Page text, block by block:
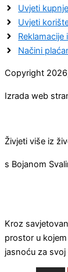
Uvjeti kupnje
Uvjeti
Reklamacije
Načini
Copyright
Izrada web
Živjeti više iz
s Bojanom
Kroz
prostor u
jasnoću za